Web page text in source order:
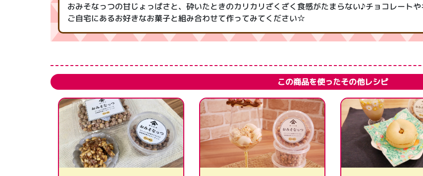
おみそなっつの甘じょっぱさと、砕いたときのカリカリざくざく食感がたまらない♪チョコレート
ご自宅にあるお好きなお菓子と組み合わせて作ってみてください☆
この商品を使ったその他レシピ